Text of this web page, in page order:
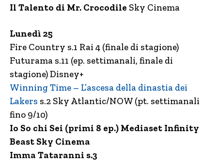
Il Talento di Mr. Crocodile Sky Cinema
Lunedì 25
Fire Country s.1 Rai 4 (finale di stagione)
Futurama s.11 (ep. settimanali, finale di
stagione) Disney+
Winning Time – L’ascesa della dinastia dei
Lakers s.2 Sky Atlantic/NOW (pt. settimanali
fino 9/10)
Io So chi Sei (primi 8 ep.) Mediaset Infinity
Beast Sky Cinema
Imma Tataranni s.3